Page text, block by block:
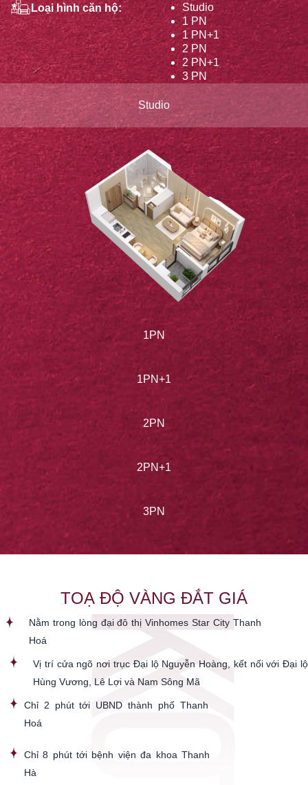
Loại hình căn hộ:
Studio
1 PN
1 PN+1
2 PN
2 PN+1
3 PN
Studio
1PN
1PN+1
2PN
2PN+1
3PN
TOẠ ĐỘ VÀNG ĐẮT GIÁ
Nằm trong lòng đại đô thị Vinhomes Star City Thanh
Hoá
Vị trí cửa ngõ nơi trục Đại lộ Nguyễn Hoàng, kết nối với Đại lộ
Hùng Vương, Lê Lợi và Nam Sông Mã
Chỉ 2 phút tới UBND thành phố Thanh
Hoá
Chỉ 8 phút tới bệnh viện đa khoa Thanh
Hà